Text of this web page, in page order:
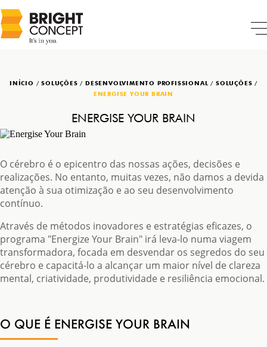
INÍCIO /SOLUÇÕES /DESENVOLVIMENTO PROFISSIONAL / SOLUÇÕES /
ENERGISE YOUR BRAIN
ENERGISE YOUR BRAIN
O cérebro é o epicentro das nossas ações, decisões e
realizações. No entanto, muitas vezes, não damos a devida
atenção à sua otimização e ao seu desenvolvimento
contínuo.
Através de métodos inovadores e estratégias eficazes, o
programa "Energize Your Brain" irá leva-lo numa viagem
transformadora, focada em desvendar os segredos do seu
cérebro e capacitá-lo a alcançar um maior nível de clareza
mental, criatividade, produtividade e resiliência emocional.
O QUE É ENERGISE YOUR BRAIN